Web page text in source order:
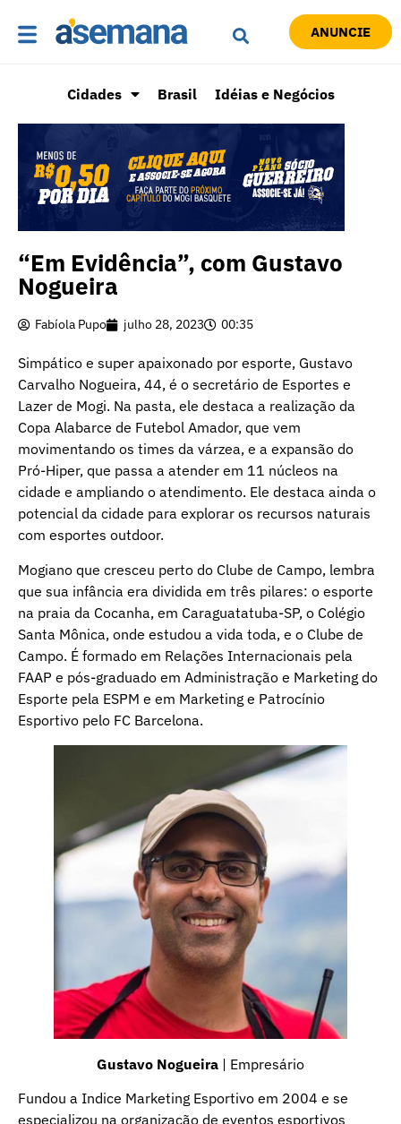
ANUNCIE
Cidades Brasil Idéias e Negócios
“Em Evidência”, com Gustavo
Nogueira
Fabíola Pupo julho 28, 2023 00:35
Simpático e super apaixonado por esporte, Gustavo
Carvalho Nogueira, 44, é o secretário de Esportes e
Lazer de Mogi. Na pasta, ele destaca a realização da
Copa Alabarce de Futebol Amador, que vem
movimentando os times da várzea, e a expansão do
Pró-Hiper, que passa a atender em 11 núcleos na
cidade e ampliando o atendimento. Ele destaca ainda o
potencial da cidade para explorar os recursos naturais
com esportes outdoor.
Mogiano que cresceu perto do Clube de Campo, lembra
que sua infância era dividida em três pilares: o esporte
na praia da Cocanha, em Caraguatatuba-SP, o Colégio
Santa Mônica, onde estudou a vida toda, e o Clube de
Campo. É formado em Relações Internacionais pela
FAAP e pós-graduado em Administração e Marketing do
Esporte pela ESPM e em Marketing e Patrocínio
Esportivo pelo FC Barcelona.
Gustavo Nogueira | Empresário
Fundou a Indice Marketing Esportivo em 2004 e se
especializou na organização de eventos esportivos